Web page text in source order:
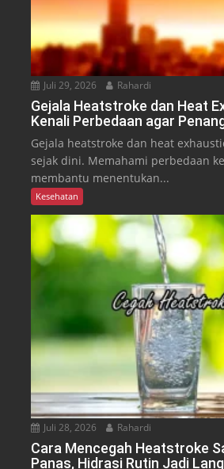
Juli 29, 2026 Rahardi
Gejala Heatstroke dan Heat
Kenali Perbedaan agar
Gejala heatstroke dan heat
sejak dini. Memahami perbedaan
membantu menentukan...
Kesehatan
Juli 28, 2026 Rahardi
Cara Mencegah Heatstroke
Panas, Hidrasi Rutin Jadi